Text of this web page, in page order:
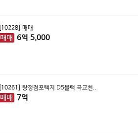
[10228] 매매
매매 6억 5,000
[10261] 탕정점포택지 D5블럭 곡교천..
매매 7억